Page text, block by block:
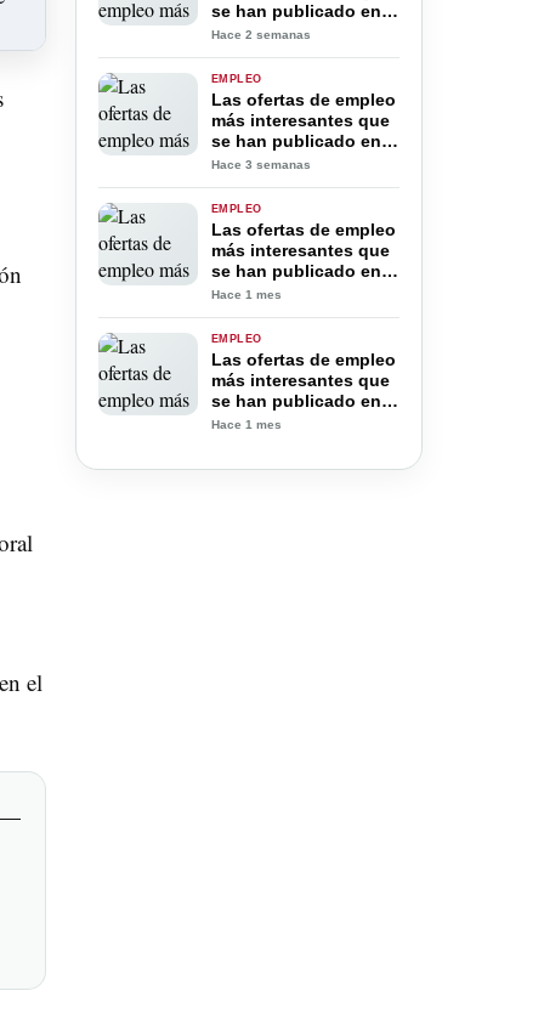
el
se han publicado en
la provincia de
Julio 2026
Hace 2 semanas
EMPLEO
Las ofertas de empleo
más interesantes que
se han publicado en
la provincia de
Julio 2026
Hace 3 semanas
EMPLEO
Las ofertas de empleo
más interesantes que
se han publicado en
la provincia de
Julio 2026
Hace 1 mes
EMPLEO
Las ofertas de empleo
más interesantes que
se han publicado en
la provincia de
Hace 1 mes